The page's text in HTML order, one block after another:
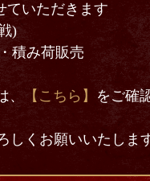
ていただきます
)
積み荷販売
【こちら】 をご確
くお願いいたします